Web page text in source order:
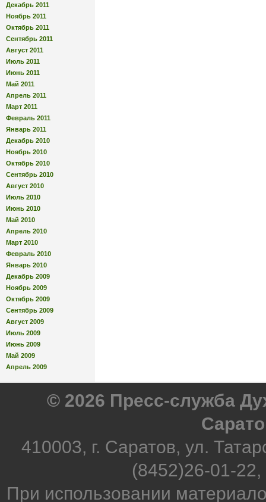
Декабрь 2011
Ноябрь 2011
Октябрь 2011
Сентябрь 2011
Август 2011
Июль 2011
Июнь 2011
Май 2011
Апрель 2011
Март 2011
Февраль 2011
Январь 2011
Декабрь 2010
Ноябрь 2010
Октябрь 2010
Сентябрь 2010
Август 2010
Июль 2010
Июнь 2010
Май 2010
Апрель 2010
Март 2010
Февраль 2010
Январь 2010
Декабрь 2009
Ноябрь 2009
Октябрь 2009
Сентябрь 2009
Август 2009
Июль 2009
Июнь 2009
Май 2009
Апрель 2009
© 2026 Пресс-служба
410003, г. Саратов, ул.
(8452)26-01-
При использовании